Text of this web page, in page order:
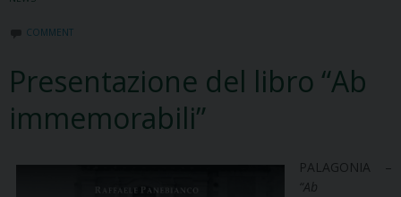
COMMENT
Presentazione del libro “Ab
immemorabili”
PALAGONIA –
“Ab